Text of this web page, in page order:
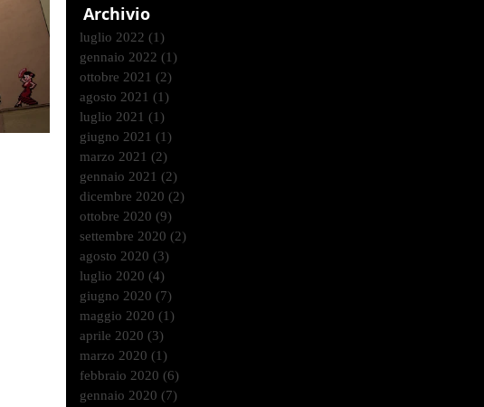
Archivio
luglio 2022 (1)
gennaio 2022 (1)
ottobre 2021 (2)
agosto 2021 (1)
luglio 2021 (1)
giugno 2021 (1)
marzo 2021 (2)
gennaio 2021 (2)
dicembre 2020 (2)
ottobre 2020 (9)
settembre 2020 (2)
agosto 2020 (3)
luglio 2020 (4)
giugno 2020 (7)
maggio 2020 (1)
aprile 2020 (3)
marzo 2020 (1)
febbraio 2020 (6)
gennaio 2020 (7)